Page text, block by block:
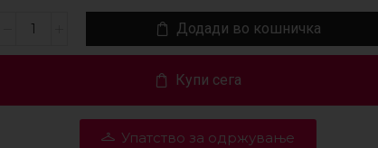
Додади во кошничка
Купи сега
Упатство за одржување